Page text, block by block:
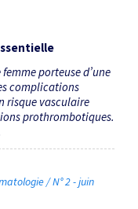
femme porteuse d’une
complications
risque vasculaire
prothrombotiques.
/ N° 2 - juin